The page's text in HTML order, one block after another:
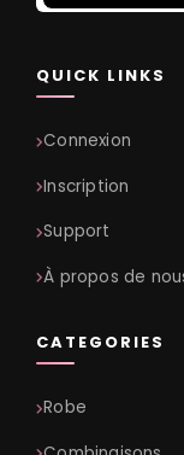
QUICK LINKS
Connexion
Inscription
Support
À propos de
CATEGORIES
Robe